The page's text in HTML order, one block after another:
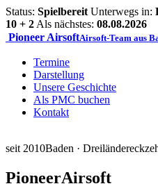
Status: Spielbereit Unterwegs in:
10 + 2 Als nächstes: 08.08.2026
Pioneer AirsoftAirsoft-Team aus
Termine
Darstellung
Unsere Geschichte
Als PMC buchen
Kontakt
seit 2010Baden · Dreiländereck
PioneerAirsoft